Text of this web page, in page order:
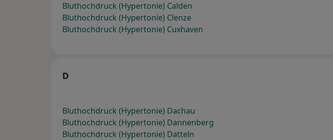
Bluthochdruck (Hypertonie) Calden
Bluthochdruck (Hypertonie) Clenze
Bluthochdruck (Hypertonie) Cuxhaven
D
Bluthochdruck (Hypertonie) Dachau
Bluthochdruck (Hypertonie) Dannenberg
Bluthochdruck (Hypertonie) Datteln